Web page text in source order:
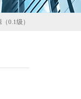
0.1级）